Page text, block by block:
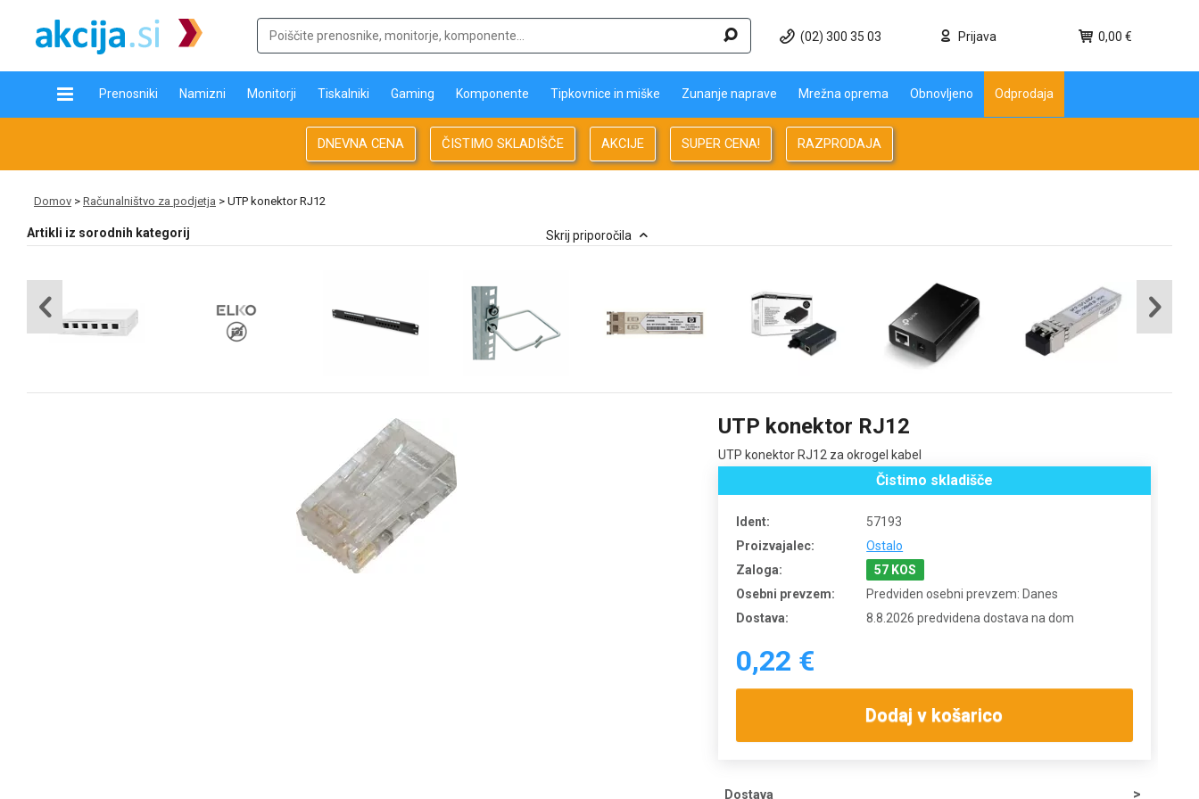
(02) 300 35 03 Prijava 0,00 €
Prenosniki Namizni Monitorji Tiskalniki Gaming Komponente Tipkovnice in miške Zunanje naprave Mrežna oprema Obnovljeno Odprodaja
DNEVNA CENA ČISTIMO SKLADIŠČE AKCIJE SUPER CENA! RAZPRODAJA
Domov > Računalništvo za podjetja > UTP konektor RJ12
Artikli iz sorodnih kategorij Skrij priporočila
UTP konektor RJ12
UTP konektor RJ12 za okrogel kabel
Čistimo skladišče
Ident:
57193
Proizvajalec:
Ostalo
Zaloga:
57 KOS
Osebni prevzem:
Predviden osebni prevzem: Danes
Dostava:
8.8.2026 predvidena dostava na dom
0,22 €
Dodaj v košarico
Dostava